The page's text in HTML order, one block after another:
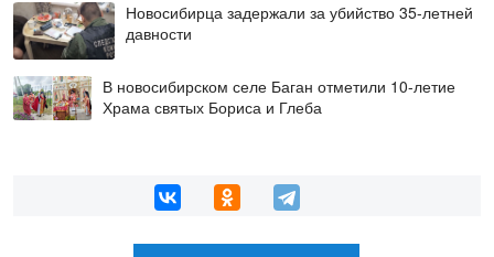
Новосибирца задержали за убийство 35-летней
давности
В новосибирском селе Баган отметили 10-летие
Храма святых Бориса и Глеба